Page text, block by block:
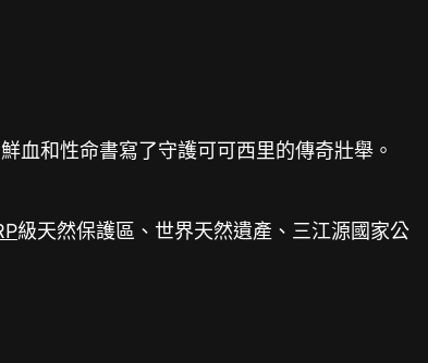
血和性命書寫了守護可可西里的傳奇壯舉。
級天然保護區、世界天然遺產、三江源國家公